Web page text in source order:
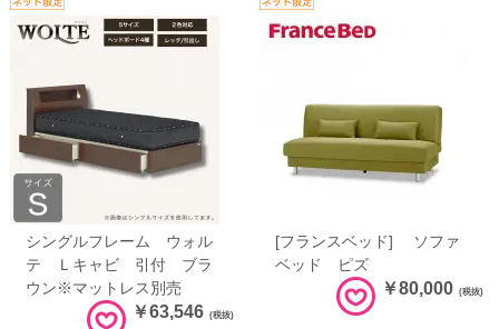
シングルフレーム ウォル
テ Ｌキャビ 引付 ブラ
ウン※マットレス別売
￥63,546 (税抜)
[フランスベッド] ソファ
ベッド ピズ
￥80,000 (税抜)